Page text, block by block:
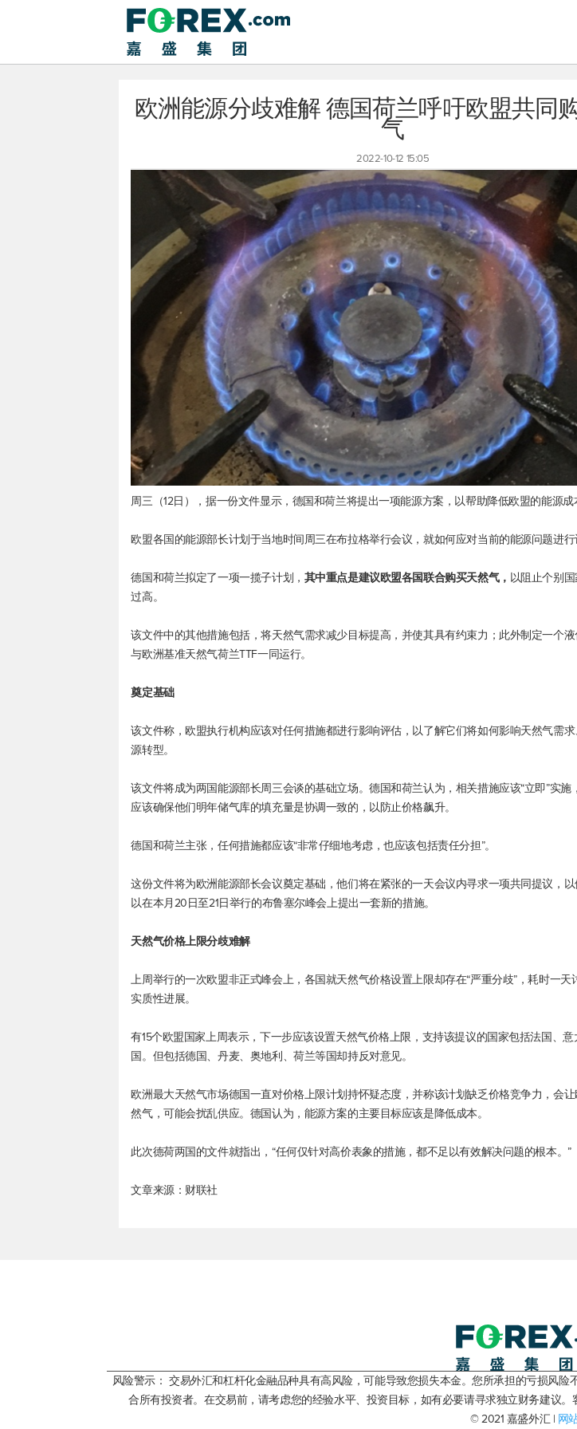
欧洲能源分歧难解 德国荷兰呼吁欧盟共同
气
2022-10-12 15:05
周三（12日），据一份文件显示，德国和荷兰将提出一项能源方案，以帮助降低欧盟的能源成
欧盟各国的能源部长计划于当地时间周三在布拉格举行会议，就如何应对当前的能源问题进行
德国和荷兰拟定了一项一揽子计划， 其中重点是建议欧盟各国联合购买天然气， 以阻止个别
过高。
该文件中的其他措施包括，将天然气需求减少目标提高，并使其具有约束力；此外制定一个液
与欧洲基准天然气荷兰TTF一同运行。
奠定基础
该文件称，欧盟执行机构应该对任何措施都进行影响评估，以了解它们将如何影响天然气需
源转型。
该文件将成为两国能源部长周三会谈的基础立场。德国和荷兰认为，相关措施应该“立即”实施
应该确保他们明年储气库的填充量是协调一致的，以防止价格飙升。
德国和荷兰主张，任何措施都应该“非常仔细地考虑，也应该包括责任分担”。
这份文件将为欧洲能源部长会议奠定基础，他们将在紧张的一天会议内寻求一项共同提议，
以在本月20日至21日举行的布鲁塞尔峰会上提出一套新的措施。
天然气价格上限分歧难解
上周举行的一次欧盟非正式峰会上，各国就天然气价格设置上限却存在“严重分歧”，耗时一天
实质性进展。
有15个欧盟国家上周表示，下一步应该设置天然气价格上限，支持该提议的国家包括法国、
国。但包括德国、丹麦、奥地利、荷兰等国却持反对意见。
欧洲最大天然气市场德国一直对价格上限计划持怀疑态度，并称该计划缺乏价格竞争力，会
然气，可能会扰乱供应。德国认为，能源方案的主要目标应该是降低成本。
此次德荷两国的文件就指出，“任何仅针对高价表象的措施，都不足以有效解决问题的根本。”
文章来源：财联社
风险警示： 交易外汇和杠杆化金融品种具有高风险，可能导致您损失本金。您所承担的亏损风
合所有投资者。在交易前，请考虑您的经验水平、投资目标，如有必要请寻求独立财务建议
© 2021 嘉盛外汇 | 网